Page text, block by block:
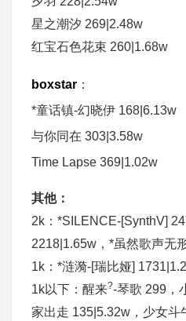
星之潮汐 269|2.48w
红宝石色花束 260|1.68w
boxstar ：
*童话镇-幻晓伊 168|6.13w
与你同在 303|3.58w
Time Lapse 369|1.02w
其他：
2k：*SILENCE-[SynthV]
2218|1.65w，*虽然歌声无
1k：*涟漪-[瑞比娅]
1k以下：醒来?-琴歌 299，
家出走 135|5.32w，少女斗